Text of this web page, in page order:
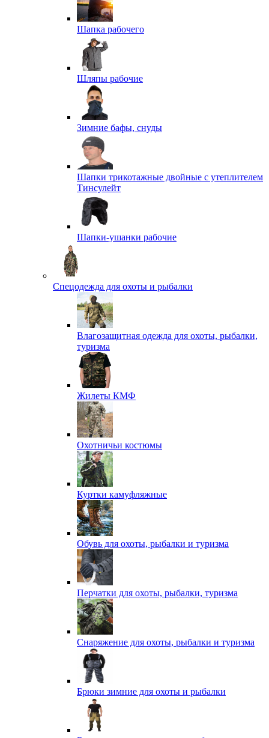
Шапка рабочего
Шляпы рабочие
Зимние бафы, снуды
Шапки трикотажные двойные с утеплителем
Тинсулейт
Шапки-ушанки рабочие
Спецодежда для охоты и рыбалки
Влагозащитная одежда для охоты, рыбалки,
туризма
Жилеты КМФ
Охотничьи костюмы
Куртки камуфляжные
Обувь для охоты, рыбалки и туризма
Перчатки для охоты, рыбалки, туризма
Снаряжение для охоты, рыбалки и туризма
Брюки зимние для охоты и рыбалки